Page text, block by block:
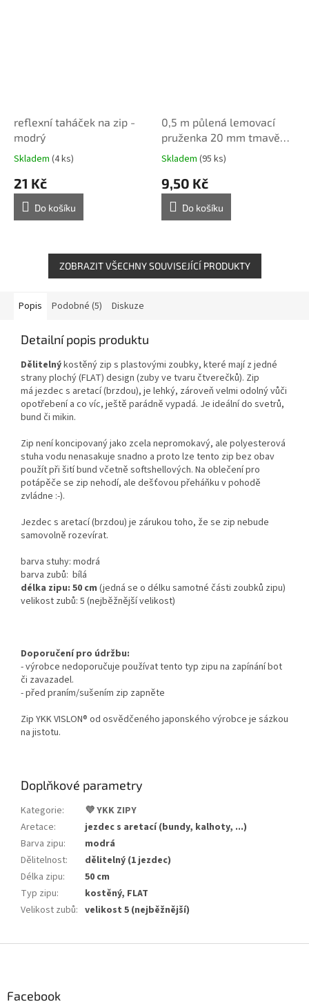
reflexní taháček na zip -
modrý
Skladem (4 ks)
21 Kč
Do košíku
0,5 m půlená lemovací
pruženka 20 mm tmavě
modrá
Skladem (95 ks)
9,50 Kč
Do košíku
ZOBRAZIT VŠECHNY SOUVISEJÍCÍ PRODUKTY
Popis Podobné (5) Diskuze
Detailní popis produktu
Dělitelnýkostěný zip s plastovými zoubky, které mají z jedné
strany plochý (FLAT) design (zuby ve tvaru čtverečků). Zip
má jezdec s aretací (brzdou), je lehký, zároveň velmi odolný vůči
opotřebení a co víc, ještě parádně vypadá. Je ideální do svetrů,
bund či mikin.
Zip není koncipovaný jako zcela nepromokavý, ale polyesterová
stuha vodu nenasakuje snadno a proto lze tento zip bez obav
použít při šití bund včetně softshellových. Na oblečení pro
potápěče se zip nehodí, ale dešťovou přeháňku v pohodě
zvládne :-).
Jezdec s aretací (brzdou) je zárukou toho, že se zip nebude
samovolně rozevírat.
barva stuhy: modrá
barva zubů: bílá
délka zipu: 50 cm (jedná se o délku samotné části zoubků zipu)
velikost zubů: 5 (nejběžnější velikost)
Doporučení pro údržbu:
- výrobce nedoporučuje používat tento typ zipu na zapínání bot
či zavazadel.
- před praním/sušením zip zapněte
Zip YKK VISLON® od osvědčeného japonského výrobce je sázkou
na jistotu.
Doplňkové parametry
Kategorie:
💜 YKK ZIPY
Aretace:
jezdec s aretací (bundy, kalhoty, ...)
Barva zipu:
modrá
Dělitelnost:
dělitelný (1 jezdec)
Délka zipu:
50 cm
Typ zipu:
kostěný, FLAT
Velikost zubů: velikost 5 (nejběžnější)
Facebook